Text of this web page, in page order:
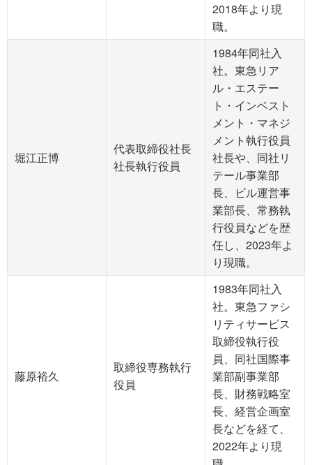
2018年より現
職。
堀江正博
代表取締役社長
社長執行役員
1984年同社入
社。東急リア
ル・エステー
ト・インベスト
メント・マネジ
メント執行役員
社長や、同社リ
テール事業部
長、ビル運営事
業部長、常務執
行役員などを歴
任し、2023年よ
り現職。
藤原裕久
取締役専務執行
役員
1983年同社入
社。東急ファシ
リティサービス
取締役執行役
員、同社国際事
業部副事業部
長、財務戦略室
長、経営企画室
長などを経て、
2022年より現